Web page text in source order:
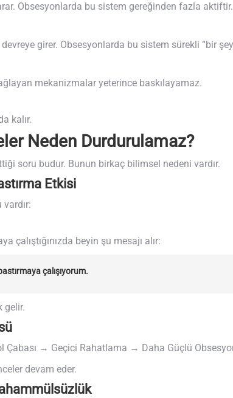
Obsesyonlarda bu sistem gereğinden fazla aktiftir.
girer. Obsesyonlarda bu sistem sürekli “bir
mekanizmalar yeterince baskılayamaz.
kalır.
Neden Durdurulamaz?
soru budur. Bunun birkaç bilimsel nedeni vardır.
Etkisi
çalıştığınızda beyin şu mesajı alır:
çalışıyorum.
gelir.
Çabası → Geçici Rahatlama → Daha Güçlü
devam eder.